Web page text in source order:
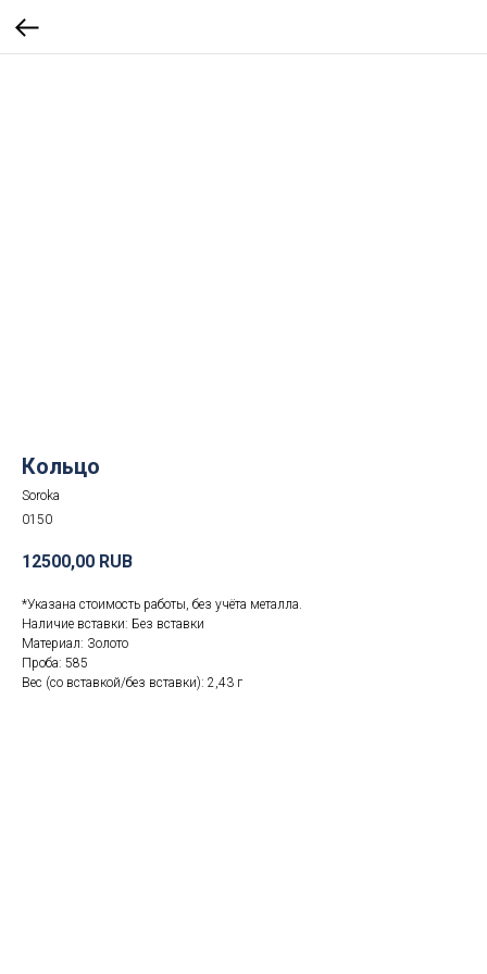
Кольцо
Soroka
0150
12500,00 RUB
*Указана стоимость работы, без учёта металла.
Наличие вставки: Без вставки
Материал: Золото
Проба: 585
Вес (со вставкой/без вставки): 2,43 г